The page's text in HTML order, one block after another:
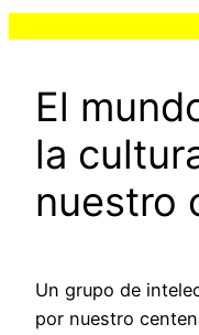
El
la
nuestro
Un grupo de
por nuestro